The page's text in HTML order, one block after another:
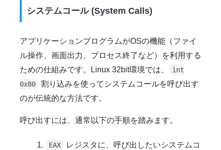
システムコール (System Calls)
アプリケーションプログラムがOSの機能（ファイ
ル操作、画面出力、プロセス終了など）を利用する
ための仕組みです。Linux 32bit環境では、
int
0x80
割り込みを使ってシステムコールを呼び出す
のが伝統的な方法です。
呼び出すには、通常以下の手順を踏みます。
EAX
レジスタに、呼び出したいシステムコ